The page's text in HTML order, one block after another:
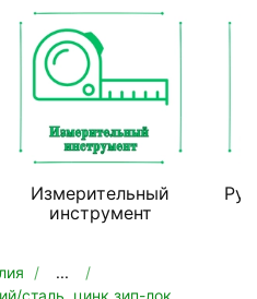
Измерительный
инструмент
...